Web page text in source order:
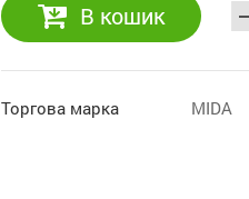
В кошик
Торгова марка MIDA